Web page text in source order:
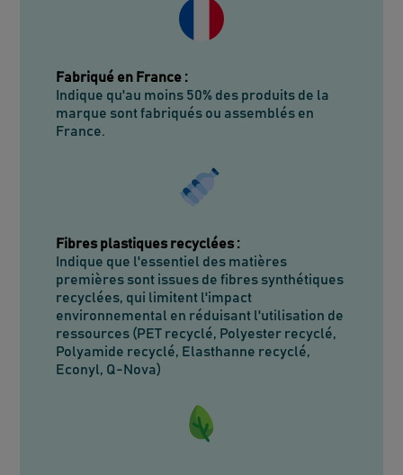
Fabriqué en France :
Indique qu'au moins 50% des produits de la
marque sont fabriqués ou assemblés en
France.
Fibres plastiques recyclées :
Indique que l'essentiel des matières
premières sont issues de fibres synthétiques
recyclées, qui limitent l'impact
environnemental en réduisant l'utilisation de
ressources (PET recyclé, Polyester recyclé,
Polyamide recyclé, Elasthanne recyclé,
Econyl, Q-Nova)